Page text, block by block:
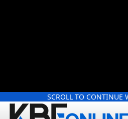
SCROLL TO CONTINUE